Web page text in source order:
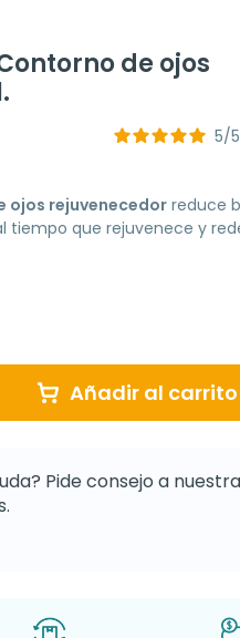
de ojos
5/5
ojos rejuvenecedor reduce
tiempo que rejuvenece y
Añadir al carrito
Pide consejo a